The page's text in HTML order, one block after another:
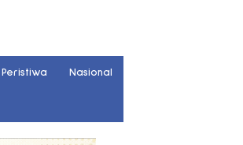
Peristiwa Nasional